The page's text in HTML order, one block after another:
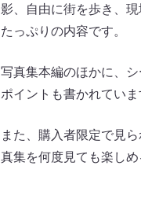
影、自由に街を歩き、
たっぷりの内容です。
写真集本編のほかに、
ポイントも書かれていま
また、購入者限定で見
真集を何度見ても楽しめ